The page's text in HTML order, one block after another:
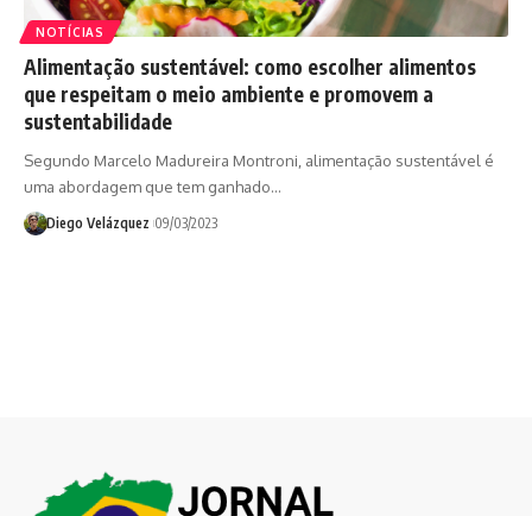
NOTÍCIAS
Alimentação sustentável: como escolher alimentos
que respeitam o meio ambiente e promovem a
sustentabilidade
Segundo Marcelo Madureira Montroni, alimentação sustentável é
uma abordagem que tem ganhado…
Diego Velázquez 09/03/2023